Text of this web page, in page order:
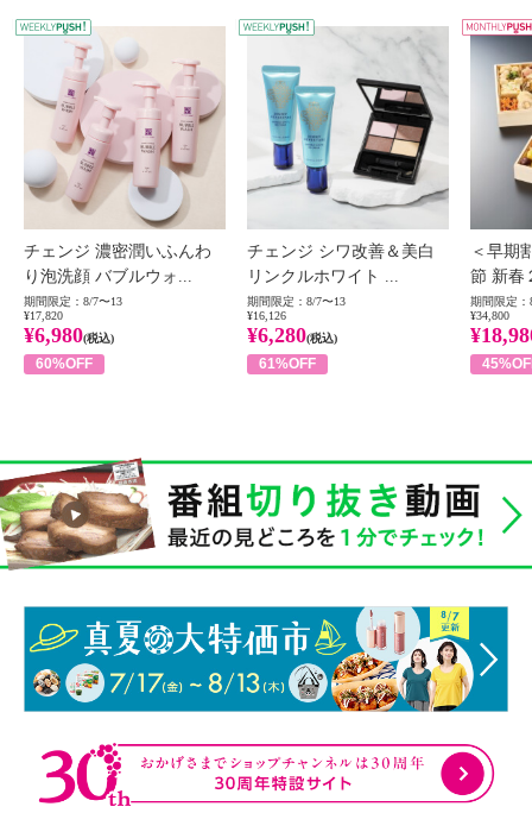
WEEKLY PUSH
チェンジ 濃密潤いふんわ
り泡洗顔 バブルウォ...
期間限定：8/7〜13
¥17,820
¥6,980(税込)
60%OFF
チェンジ シワ改善＆美白
リンクルホワイト ...
期間限定：8/7〜13
¥16,126
¥6,280(税込)
61%OFF
＜早期
節 新春
期間限定：
¥34,800